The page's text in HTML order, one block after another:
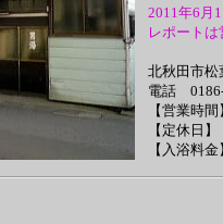
2011年6月
レポート
北秋田市松
電話
【営業時間
【定休日
【入浴料